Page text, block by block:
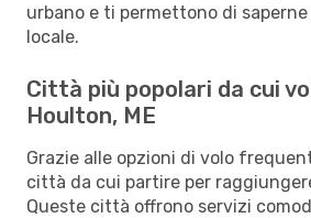
urbano e ti permettono di
locale.
Città più popolari da cui
Houlton, ME
Grazie alle opzioni di volo
città da cui partire per
Queste città offrono servizi